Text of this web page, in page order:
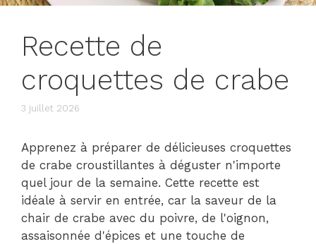
Recette de
croquettes de crabe
3 juillet 2026
Apprenez à préparer de délicieuses croquettes
de crabe croustillantes à déguster n'importe
quel jour de la semaine. Cette recette est
idéale à servir en entrée, car la saveur de la
chair de crabe avec du poivre, de l'oignon,
assaisonnée d'épices et une touche de